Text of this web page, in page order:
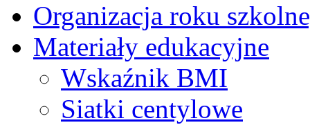
Organizacja roku
Materiały edukacyjne
Wskaźnik BMI
Siatki centylowe